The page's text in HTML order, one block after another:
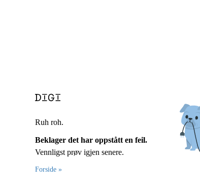
Ruh roh.
Beklager det har oppstått en feil.
Vennligst prøv igjen senere.
Forside »